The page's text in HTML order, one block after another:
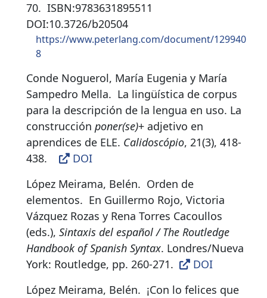
70. ISBN:9783631895511
DOI:10.3726/b20504
https://www.peterlang.com/document/129940
8
Conde Noguerol, María Eugenia y María
Sampedro Mella. La lingüística de corpus
para la descripción de la lengua en uso. La
construcción poner(se)+ adjetivo en
aprendices de ELE. Calidoscópio, 21(3), 418-
438.
DOI
López Meirama, Belén. Orden de
elementos. En Guillermo Rojo, Victoria
Vázquez Rozas y Rena Torres Cacoullos
(eds.), Sintaxis del español / The Routledge
Handbook of Spanish Syntax. Londres/Nueva
York: Routledge, pp. 260-271.
DOI
López Meirama, Belén. ¡Con lo felices que